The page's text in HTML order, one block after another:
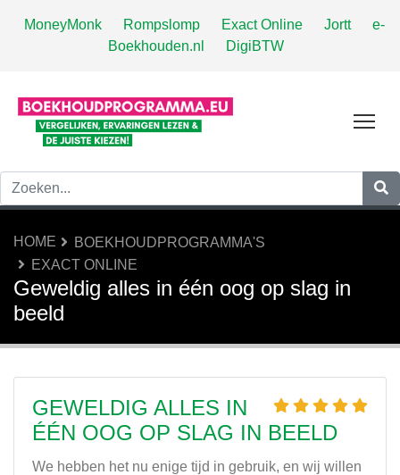
MoneyMonk Rompslomp Exact Online Jortt
e-
Boekhouden.nl
DigiBTW
HOME
BOEKHOUDPROGRAMMA'S
EXACT ONLINE
Geweldig alles in één oog op slag in
beeld
GEWELDIG ALLES IN
ÉÉN OOG OP SLAG IN BEELD
We hebben het nu enige tijd in gebruik, en wij willen